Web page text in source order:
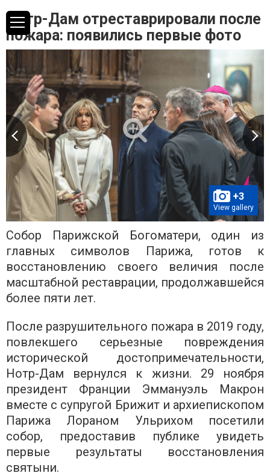
Нотр-Дам отреставрировали после
пожара: появились первые фото
+3
View gallery
Собор Парижской Богоматери, один из
главных символов Парижа, готов к
восстановлению своего величия после
масштабной реставрации, продолжавшейся
более пяти лет.
После разрушительного пожара в 2019 году,
повлекшего серьезные повреждения
исторической достопримечательности,
Нотр-Дам вернулся к жизни. 29 ноября
президент Франции Эммануэль Макрон
вместе с супругой Брижит и архиепископом
Парижа Лораном Ульрихом посетили
собор, предоставив публике увидеть
первые результаты восстановления
святыни.